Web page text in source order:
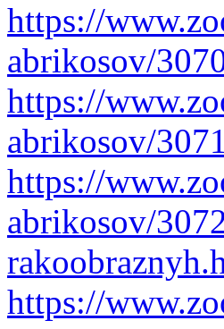
https://
abrikosov/
https://
abrikosov/
https://
abrikosov/
https://